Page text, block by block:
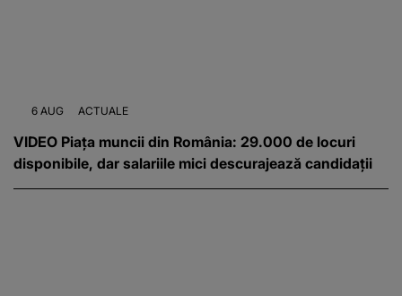
6 AUG ACTUALE
VIDEO Piața muncii din România: 29.000 de locuri
disponibile, dar salariile mici descurajează candidații